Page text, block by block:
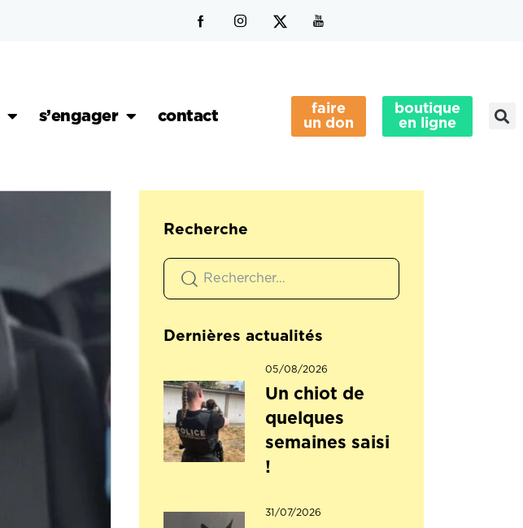
s’engager contact
faire
un don
boutique
en ligne
Recherche
Dernières actualités
05/08/2026
Un chiot de
quelques
semaines saisi
!
31/07/2026